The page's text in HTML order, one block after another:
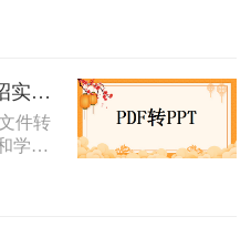
如
的方
pdf如何转换成ppt？教你3招实用方法轻松搞定！
件转
学习
将
分享